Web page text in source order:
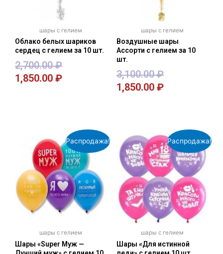
шары с гелием
Облако белых шариков
сердец с гелием за 10 шт.
2,700.00₽
1,850.00 ₽
шары с гелием
Воздушные шары
Ассорти с гелием за 10
шт.
3,100.00₽
1,850.00 ₽
Распродажа!
шары с гелием
Шары «Super Муж —
Распродажа!
шары с гелием
Шары «Для истинной